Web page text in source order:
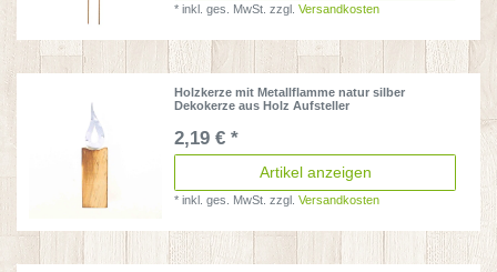
*inkl. ges. MwSt. zzgl.Versandkosten
Holzkerze mit Metallflamme natur silber
Dekokerze aus Holz Aufsteller
2,19 € *
Artikel anzeigen
*inkl. ges. MwSt. zzgl.Versandkosten